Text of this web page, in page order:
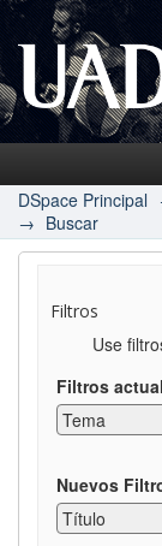
UADE
DSpace Principal
→ Buscar
Filtros
Use
Filtros
Nuevos